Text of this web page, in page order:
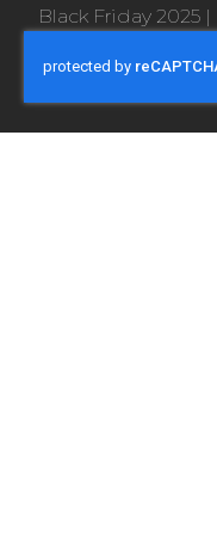
Black Friday 2025 |